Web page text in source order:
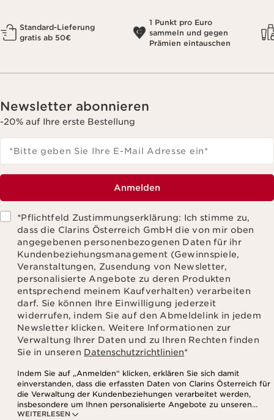
Standard-Lieferung
gratis ab 50€
1 Punkt pro Euro
sammeln und gegen
Prämien eintauschen
Newsletter abonnieren
-20% auf Ihre erste Bestellung
*Bitte geben Sie Ihre E-Mail Adresse ein*
Anmelden
*Pflichtfeld Zustimmungserklärung: Ich stimme zu,
dass die Clarins Österreich GmbH die von mir oben
angegebenen personenbezogenen Daten für ihr
Kundenbeziehungsmanagement (Gewinnspiele,
Veranstaltungen, Zusendung von Newsletter,
personalisierte Angebote zu deren Produkten
entsprechend meinem Kaufverhalten) verarbeiten
darf. Sie können Ihre Einwilligung jederzeit
widerrufen, indem Sie auf den Abmeldelink in jedem
Newsletter klicken. Weitere Informationen zur
Verwaltung Ihrer Daten und zu Ihren Rechten finden
Sie in unseren Datenschutzrichtlinien*
WEITERLESEN
Indem Sie auf „Anmelden“ klicken, erklären Sie sich damit
einverstanden, dass die erfassten Daten von Clarins Österreich für
die Verwaltung der Kundenbeziehungen verarbeitet werden,
insbesondere um Ihnen personalisierte Angebote zu unseren
Produkten und Dienstleistungen entsprechend Ihrem